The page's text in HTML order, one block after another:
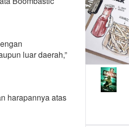
luar daerah,”
harapannya atas